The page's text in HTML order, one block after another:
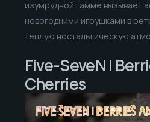
изумрудной гамме вызывает
новогодними игрушками в
теплую ностальгическую
Five-SeveN |
Cherries